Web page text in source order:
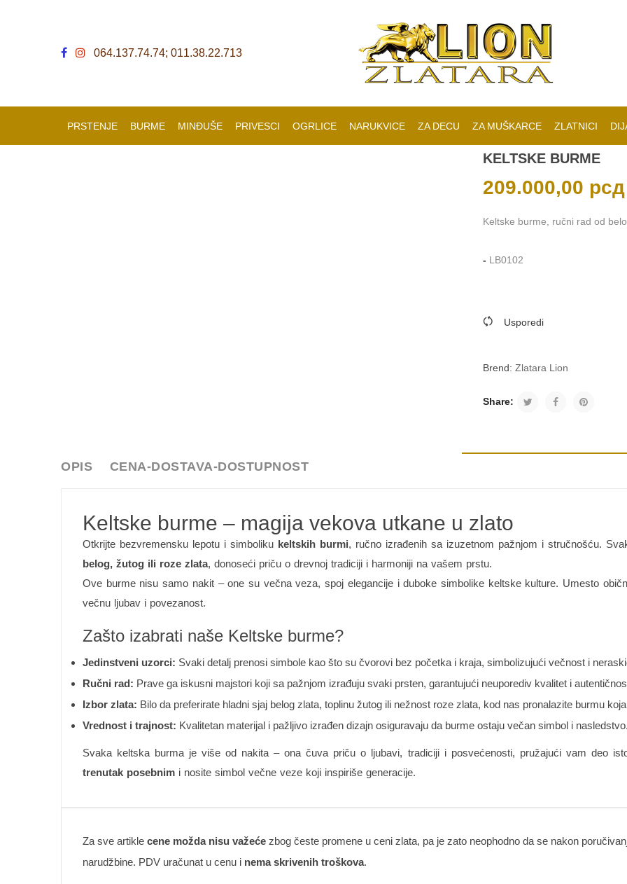
064.137.74.74; 011.38.22.713
PRSTENJE BURME MINĐUŠE PRIVESCI OGRLICE NARUKVICE ZA DECU ZA MUŠKARCE ZLATNICI
KELTSKE BURME
209.000,00 рсд
Keltske burme, ručni rad od
- LB0102
Usporedi
Brend:Zlatara Lion
Share:
OPIS CENA-DOSTAVA-DOSTUPNOST
Keltske burme – magija vekova utkane u zlato
Otkrijte bezvremensku lepotu i simboliku keltskih burmi, ručno izrađenih sa izuzetnom pažnjom i stručnošću.
belog, žutog ili roze zlata, donoseći priču o drevnoj tradiciji i harmoniji na vašem prstu.
Ove burme nisu samo nakit – one su večna veza, spoj elegancije i duboke simbolike keltske kulture. Umesto
večnu ljubav i povezanost.
Zašto izabrati naše Keltske burme?
Jedinstveni uzorci: Svaki detalj prenosi simbole kao što su čvorovi bez početka i kraja, simbolizujući večnost i
Ručni rad: Prave ga iskusni majstori koji sa pažnjom izrađuju svaki prsten, garantujući neuporediv kvalitet i
Izbor zlata: Bilo da preferirate hladni sjaj belog zlata, toplinu žutog ili nežnost roze zlata, kod nas pronalazite burmu
Vrednost i trajnost: Kvalitetan materijal i pažljivo izrađen dizajn osiguravaju da burme ostaju večan simbol i
Svaka keltska burma je više od nakita – ona čuva priču o ljubavi, tradiciji i posvećenosti, pružajući vam deo
trenutak posebnim i nosite simbol večne veze koji inspiriše generacije.
Za sve artikle cene možda nisu važeće zbog česte promene u ceni zlata, pa je zato neophodno da se nakon
narudžbine. PDV uračunat u cenu i nema skrivenih troškova.